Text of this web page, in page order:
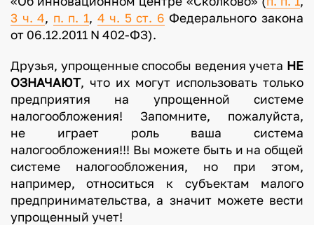
3 ч. 4, п. п. 1, 4 ч. 5 ст. 6 Федерального закона
от 06.12.2011 N 402-ФЗ).
Друзья, упрощенные способы ведения учета НЕ
ОЗНАЧАЮТ, что их могут использовать только
предприятия на упрощенной системе
налогообложения! Запомните, пожалуйста,
не играет роль ваша система
налогообложения!!! Вы можете быть и на общей
системе налогообложения, но при этом,
например, относиться к субъектам малого
предпринимательства, а значит можете вести
упрощенный учет!